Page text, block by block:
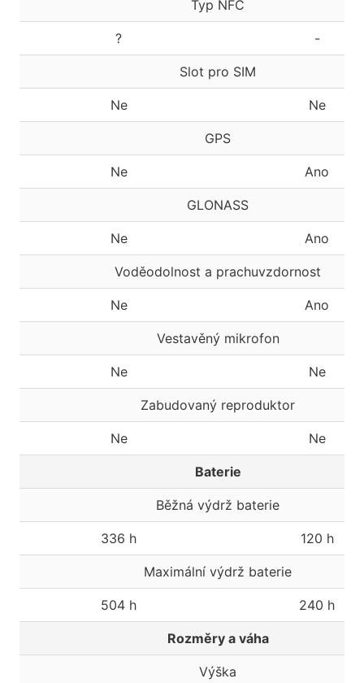
Typ NFC
? -
Slot pro SIM
Ne Ne
GPS
Ne Ano
GLONASS
Ne Ano
Voděodolnost a prachuvzdornost
Ne Ano
Vestavěný mikrofon
Ne Ne
Zabudovaný reproduktor
Ne Ne
Baterie
Běžná výdrž baterie
336 h 120 h
Maximální výdrž baterie
504 h 240 h
Rozměry a váha
Výška